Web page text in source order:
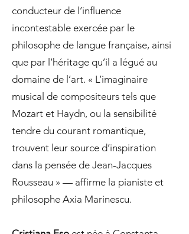
conducteur de l’influence
incontestable exercée par le
philosophe de langue française, ainsi
que par l’héritage qu’il a légué au
domaine de l’art. « L’imaginaire
musical de compositeurs tels que
Mozart et Haydn, ou la sensibilité
tendre du courant romantique,
trouvent leur source d’inspiration
dans la pensée de Jean-Jacques
Rousseau » — affirme la pianiste et
philosophe Axia Marinescu.